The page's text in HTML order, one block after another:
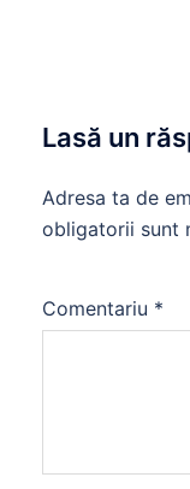
Lasă un
Adresa ta de
obligatorii sunt
Comentariu *